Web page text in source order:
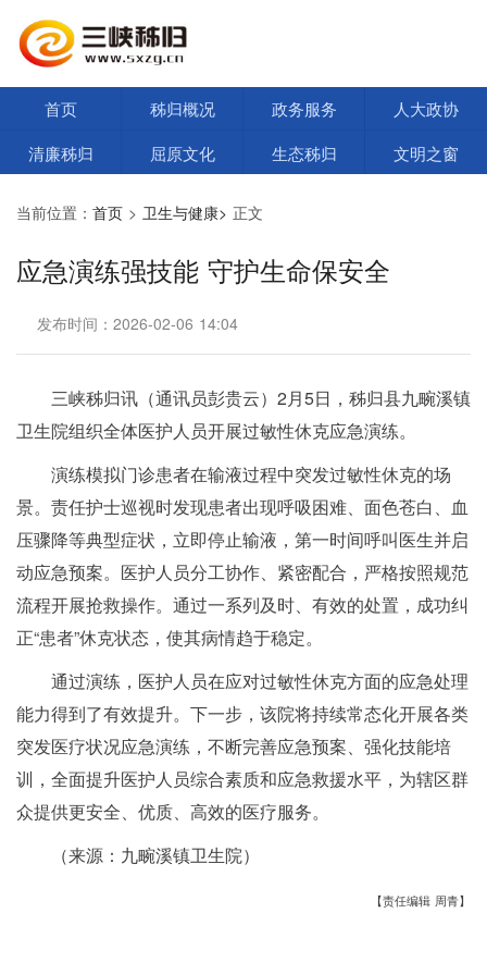
首页 秭归概况 政务服务
人大政协
清廉秭归
屈原文化 生态秭归 文明之窗
当前位置： 首页 > 卫生与健康> 正文
应急演练强技能 守护生命保安全
发布时间：2026-02-06 14:04
三峡秭归讯（通讯员彭贵云）2月5日，秭归县九畹溪镇
卫生院组织全体医护人员开展过敏性休克应急演练。
演练模拟门诊患者在输液过程中突发过敏性休克的场
景。责任护士巡视时发现患者出现呼吸困难、面色苍白、血
压骤降等典型症状，立即停止输液，第一时间呼叫医生并启
动应急预案。医护人员分工协作、紧密配合，严格按照规范
流程开展抢救操作。通过一系列及时、有效的处置，成功纠
正“患者”休克状态，使其病情趋于稳定。
通过演练，医护人员在应对过敏性休克方面的应急处理
能力得到了有效提升。下一步，该院将持续常态化开展各类
突发医疗状况应急演练，不断完善应急预案、强化技能培
训，全面提升医护人员综合素质和应急救援水平，为辖区群
众提供更安全、优质、高效的医疗服务。
（来源：九畹溪镇卫生院）
【责任编辑 周青】